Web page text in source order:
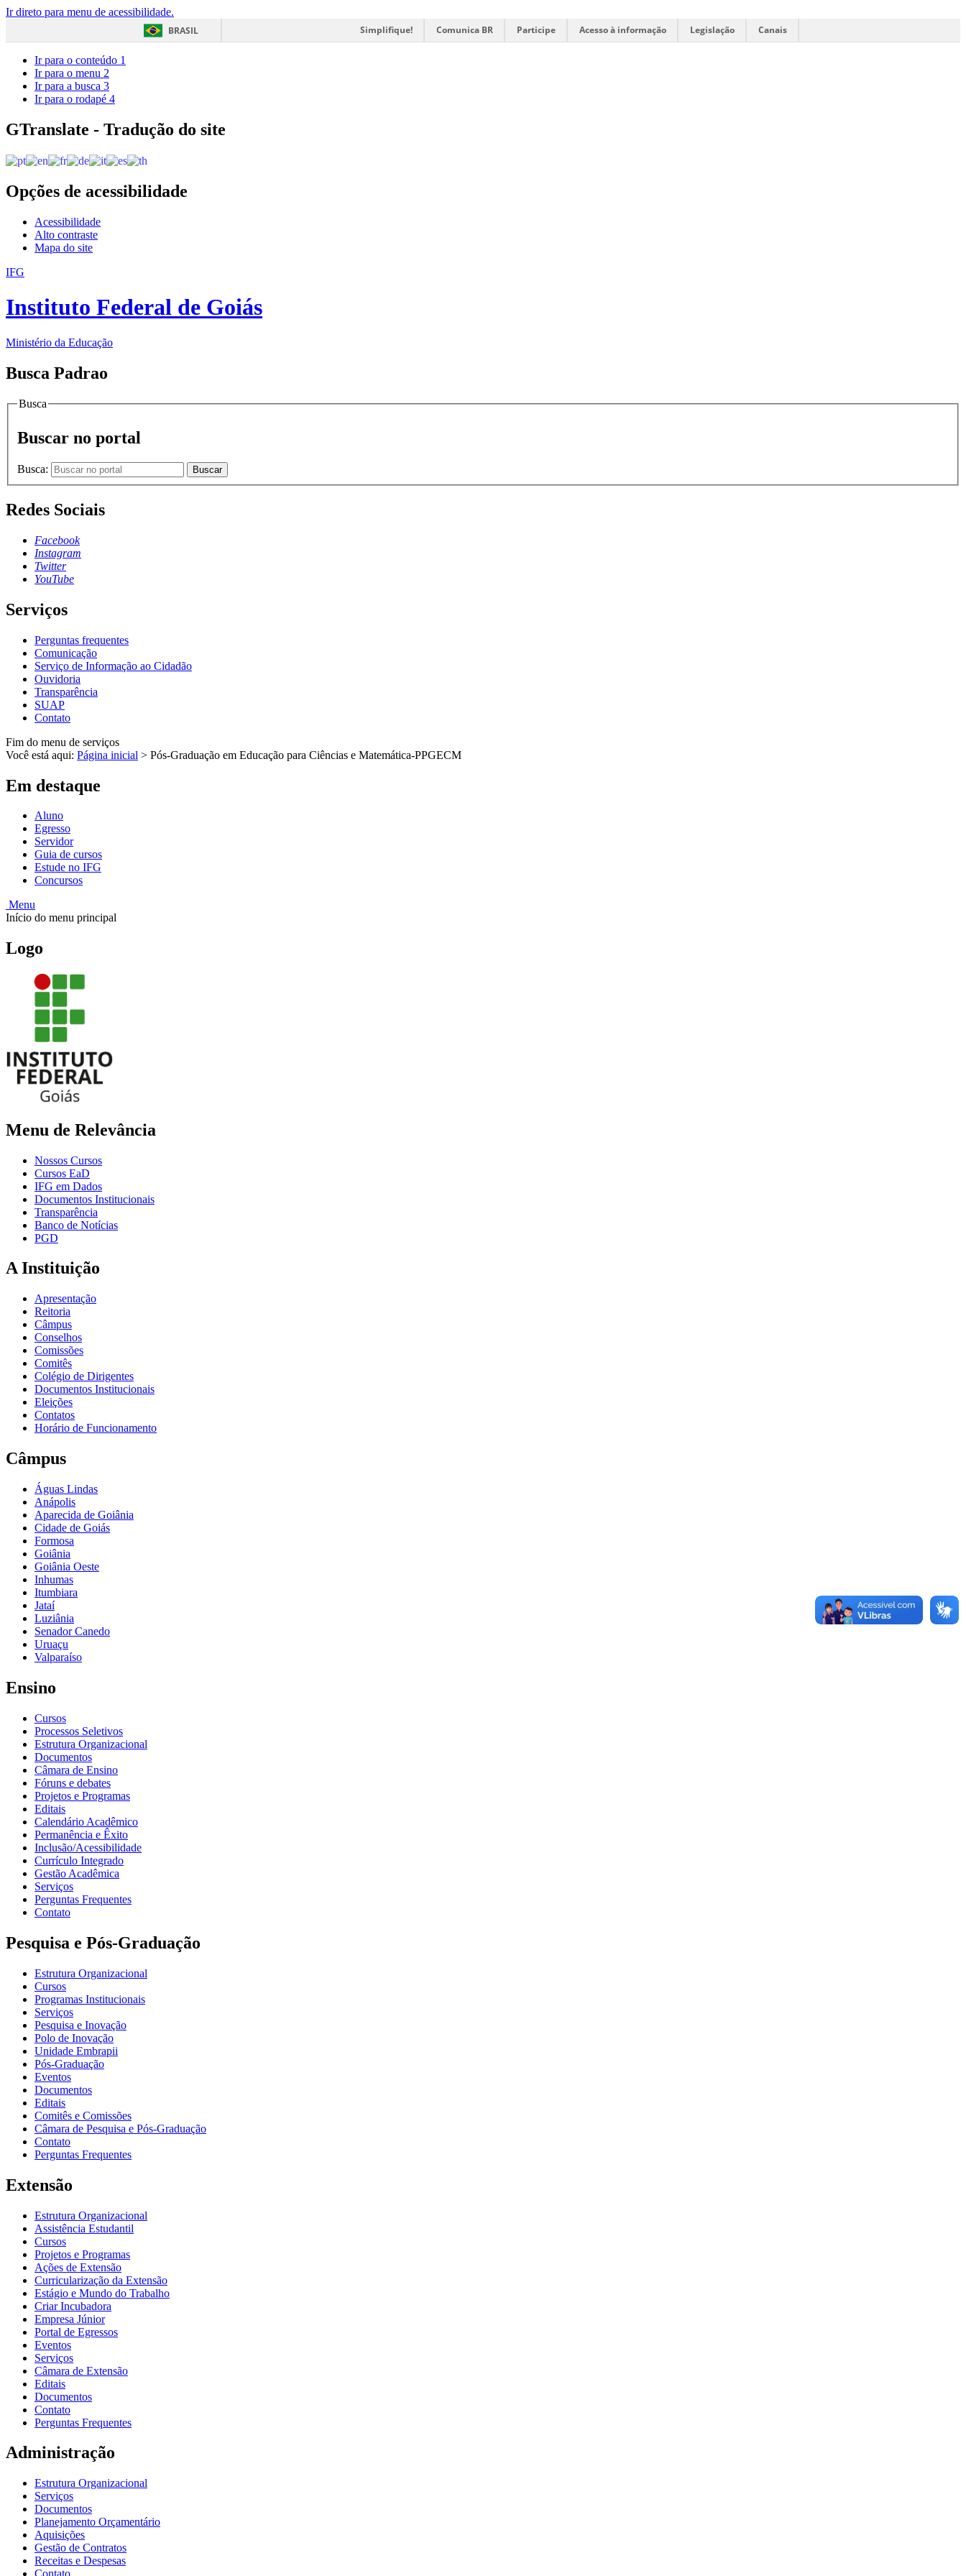
Ir direto para menu de acessibilidade.
BRASIL
Simplifique! Comunica BR Participe Acesso à informação Legislação Canais
Ir para o conteúdo 1
Ir para o menu 2
Ir para a busca 3
Ir para o rodapé 4
GTranslate - Tradução do site
Opções de acessibilidade
Acessibilidade
Alto contraste
Mapa do site
IFG
Instituto Federal de Goiás
Ministério da Educação
Busca Padrao
Busca
Buscar no portal
Busca: Buscar
Redes Sociais
Facebook
Instagram
Twitter
YouTube
Serviços
Perguntas frequentes
Comunicação
Serviço de Informação ao Cidadão
Ouvidoria
Transparência
SUAP
Contato
Fim do menu de serviços
Você está aqui: Página inicial > Pós-Graduação em Educação para Ciências e Matemática-PPGECM
Em destaque
Aluno
Egresso
Servidor
Guia de cursos
Estude no IFG
Concursos
Menu
Início do menu principal
Logo
Menu de Relevância
Nossos Cursos
Cursos EaD
IFG em Dados
Documentos Institucionais
Transparência
Banco de Notícias
PGD
A Instituição
Apresentação
Reitoria
Câmpus
Conselhos
Comissões
Comitês
Colégio de Dirigentes
Documentos Institucionais
Eleições
Contatos
Horário de Funcionamento
Câmpus
Águas Lindas
Anápolis
Aparecida de Goiânia
Cidade de Goiás
Formosa
Goiânia
Goiânia Oeste
Inhumas
Itumbiara
Jataí
Luziânia
Senador Canedo
Uruaçu
Valparaíso
Ensino
Cursos
Processos Seletivos
Estrutura Organizacional
Documentos
Câmara de Ensino
Fóruns e debates
Projetos e Programas
Editais
Calendário Acadêmico
Permanência e Êxito
Inclusão/Acessibilidade
Currículo Integrado
Gestão Acadêmica
Serviços
Perguntas Frequentes
Contato
Pesquisa e Pós-Graduação
Estrutura Organizacional
Cursos
Programas Institucionais
Serviços
Pesquisa e Inovação
Polo de Inovação
Unidade Embrapii
Pós-Graduação
Eventos
Documentos
Editais
Comitês e Comissões
Câmara de Pesquisa e Pós-Graduação
Contato
Perguntas Frequentes
Extensão
Estrutura Organizacional
Assistência Estudantil
Cursos
Projetos e Programas
Ações de Extensão
Curricularização da Extensão
Estágio e Mundo do Trabalho
Criar Incubadora
Empresa Júnior
Portal de Egressos
Eventos
Serviços
Câmara de Extensão
Editais
Documentos
Contato
Perguntas Frequentes
Administração
Estrutura Organizacional
Serviços
Documentos
Planejamento Orçamentário
Aquisições
Gestão de Contratos
Receitas e Despesas